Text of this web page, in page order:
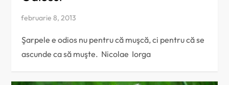
Şarpele e odios nu pentru că muşcă, ci pentru că se
ascunde ca să muşte. Nicolae Iorga